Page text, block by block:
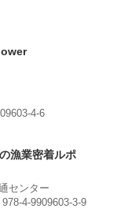
4-6
漁業密着ルポ
センター
4-9909603-3-9